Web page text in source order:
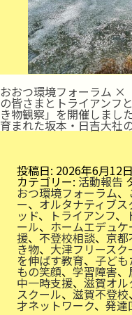
おおつ環境フォーラム ×
の皆さまとトライアンフ
き物観察」を開催しまし
育まれた坂本・日吉大
投稿日: 2026年6月12日
カテゴリー: 活動報告
おつ環境フォーラム、
ー、 オルタナティブス
ッド、 トライアンフ、
ール、 ホームエデュ
援、 不登校相談、 京都
き物、 大津フリースク
を伸ばす教育、 子ど
もの笑顔、学習障害、
中一時支援、 滋賀オル
スクール、滋賀不登校、
才ネットワーク、 発達